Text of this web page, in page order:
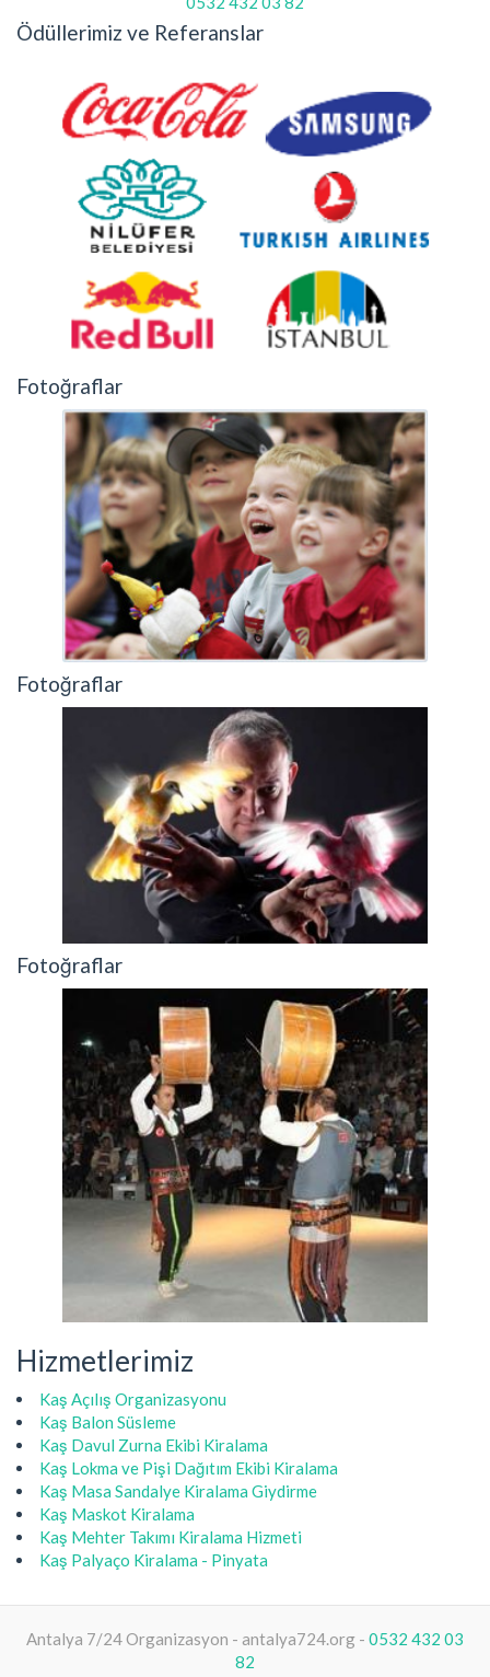
Ödüllerimiz ve Referanslar
Fotoğraflar
Fotoğraflar
Fotoğraflar
Hizmetlerimiz
Kaş Açılış Organizasyonu
Kaş Balon Süsleme
Kaş Davul Zurna Ekibi Kiralama
Kaş Lokma ve Pişi Dağıtım Ekibi Kiralama
Kaş Masa Sandalye Kiralama Giydirme
Kaş Maskot Kiralama
Kaş Mehter Takımı Kiralama Hizmeti
Kaş Palyaço Kiralama - Pinyata
Antalya 7/24 Organizasyon - antalya724.org - 0532 432 03
82